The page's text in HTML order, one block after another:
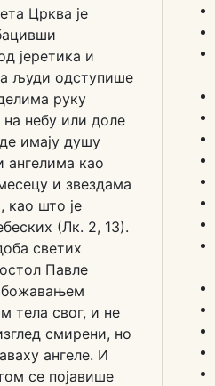
Црква је
јеретика и
људи одступише
руку
небу или доле
имају душу
као
и звездама
као што је
(Лк. 2, 13).
светих
Павле
тела свог, и не
смирени, но
ангеле. И
се појавише